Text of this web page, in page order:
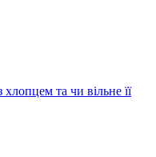
та чи вільне її